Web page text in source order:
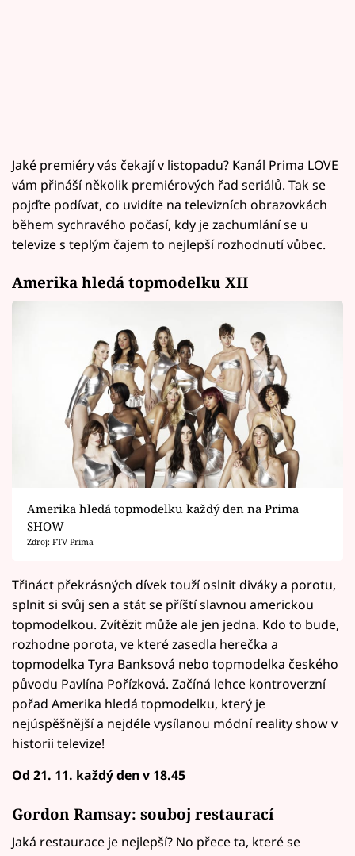
Jaké premiéry vás čekají v listopadu? Kanál Prima LOVE
vám přináší několik premiérových řad seriálů. Tak se
pojďte podívat, co uvidíte na televizních obrazovkách
během sychravého počasí, kdy je zachumlání se u
televize s teplým čajem to nejlepší rozhodnutí vůbec.
Amerika hledá topmodelku XII
Amerika hledá topmodelku každý den na Prima
SHOW
Zdroj: FTV Prima
Třináct překrásných dívek touží oslnit diváky a porotu,
splnit si svůj sen a stát se příští slavnou americkou
topmodelkou. Zvítězit může ale jen jedna. Kdo to bude,
rozhodne porota, ve které zasedla herečka a
topmodelka Tyra Banksová nebo topmodelka českého
původu Pavlína Pořízková. Začíná lehce kontroverzní
pořad Amerika hledá topmodelku, který je
nejúspěšnější a nejdéle vysílanou módní reality show v
historii televize!
Od 21. 11. každý den v 18.45
Gordon Ramsay: souboj restaurací
Jaká restaurace je nejlepší? No přece ta, které se